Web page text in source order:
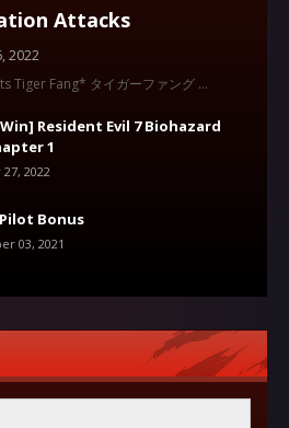
Attacks
2022
Tiger Fang* タイガーファング …
Resident Evil 7 Biohazard
1
2022
Pilot Bonus
03, 2021